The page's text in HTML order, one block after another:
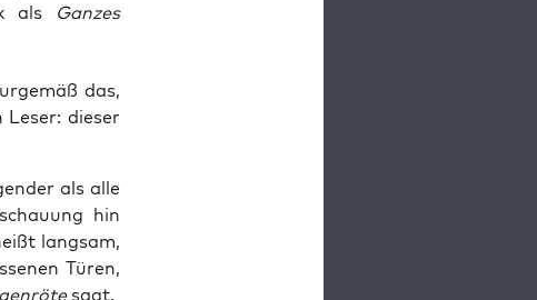
als Ganzes
das,
die­ser
als alle
hin
lang­sam,
Türen,
sagt.